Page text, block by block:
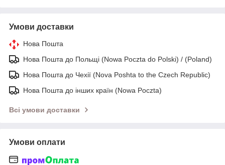
Умови доставки
Нова Пошта
Нова Пошта до Польщі (Nowa Poczta do Polski) / (Poland)
Нова Пошта до Чехії (Nova Poshta to the Czech Republic)
Нова Пошта до інших країн (Nowa Poczta)
Всі умови доставки
Умови оплати